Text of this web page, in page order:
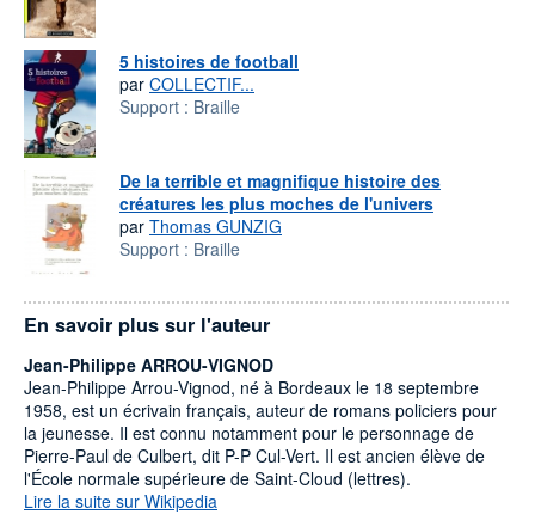
5 histoires de football
par COLLECTIF...
Support : Braille
De la terrible et magnifique histoire des
créatures les plus moches de l'univers
par Thomas GUNZIG
Support : Braille
En savoir plus sur l'auteur
Jean-Philippe ARROU-VIGNOD
Jean-Philippe Arrou-Vignod, né à Bordeaux le 18 septembre
1958, est un écrivain français, auteur de romans policiers pour
la jeunesse. Il est connu notamment pour le personnage de
Pierre-Paul de Culbert, dit P-P Cul-Vert. Il est ancien élève de
l'École normale supérieure de Saint-Cloud (lettres).
Lire la suite sur Wikipedia